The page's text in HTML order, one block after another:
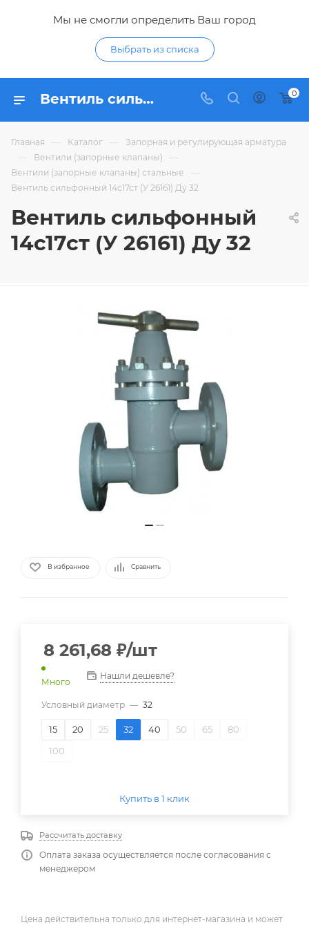
Мы не смогли определить Ваш город
Выбрать из списка
Вентиль сильфонный 14с17ст (У 26161) Ду 32 - купить по цене 8 261,68 ₽ в интернет-магазине Гидропромтехника с доставкой в Курске 0
Главная — Каталог — Запорная и регулирующая арматура
— Вентили (запорные клапаны) —
Вентили (запорные клапаны) стальные —
Вентиль сильфонный 14с17ст (У 26161) Ду 32
Вентиль сильфонный
14с17ст (У 26161) Ду 32
В избранное Сравнить
8 261,68 ₽/шт
Много
Нашли дешевле?
Условный диаметр — 32
15 20 25 32 40 50 65
80
100
Купить в 1 клик
Рассчитать доставку
Оплата заказа осуществляется после согласования с
менеджером
Цена действительна только для интернет-магазина и может